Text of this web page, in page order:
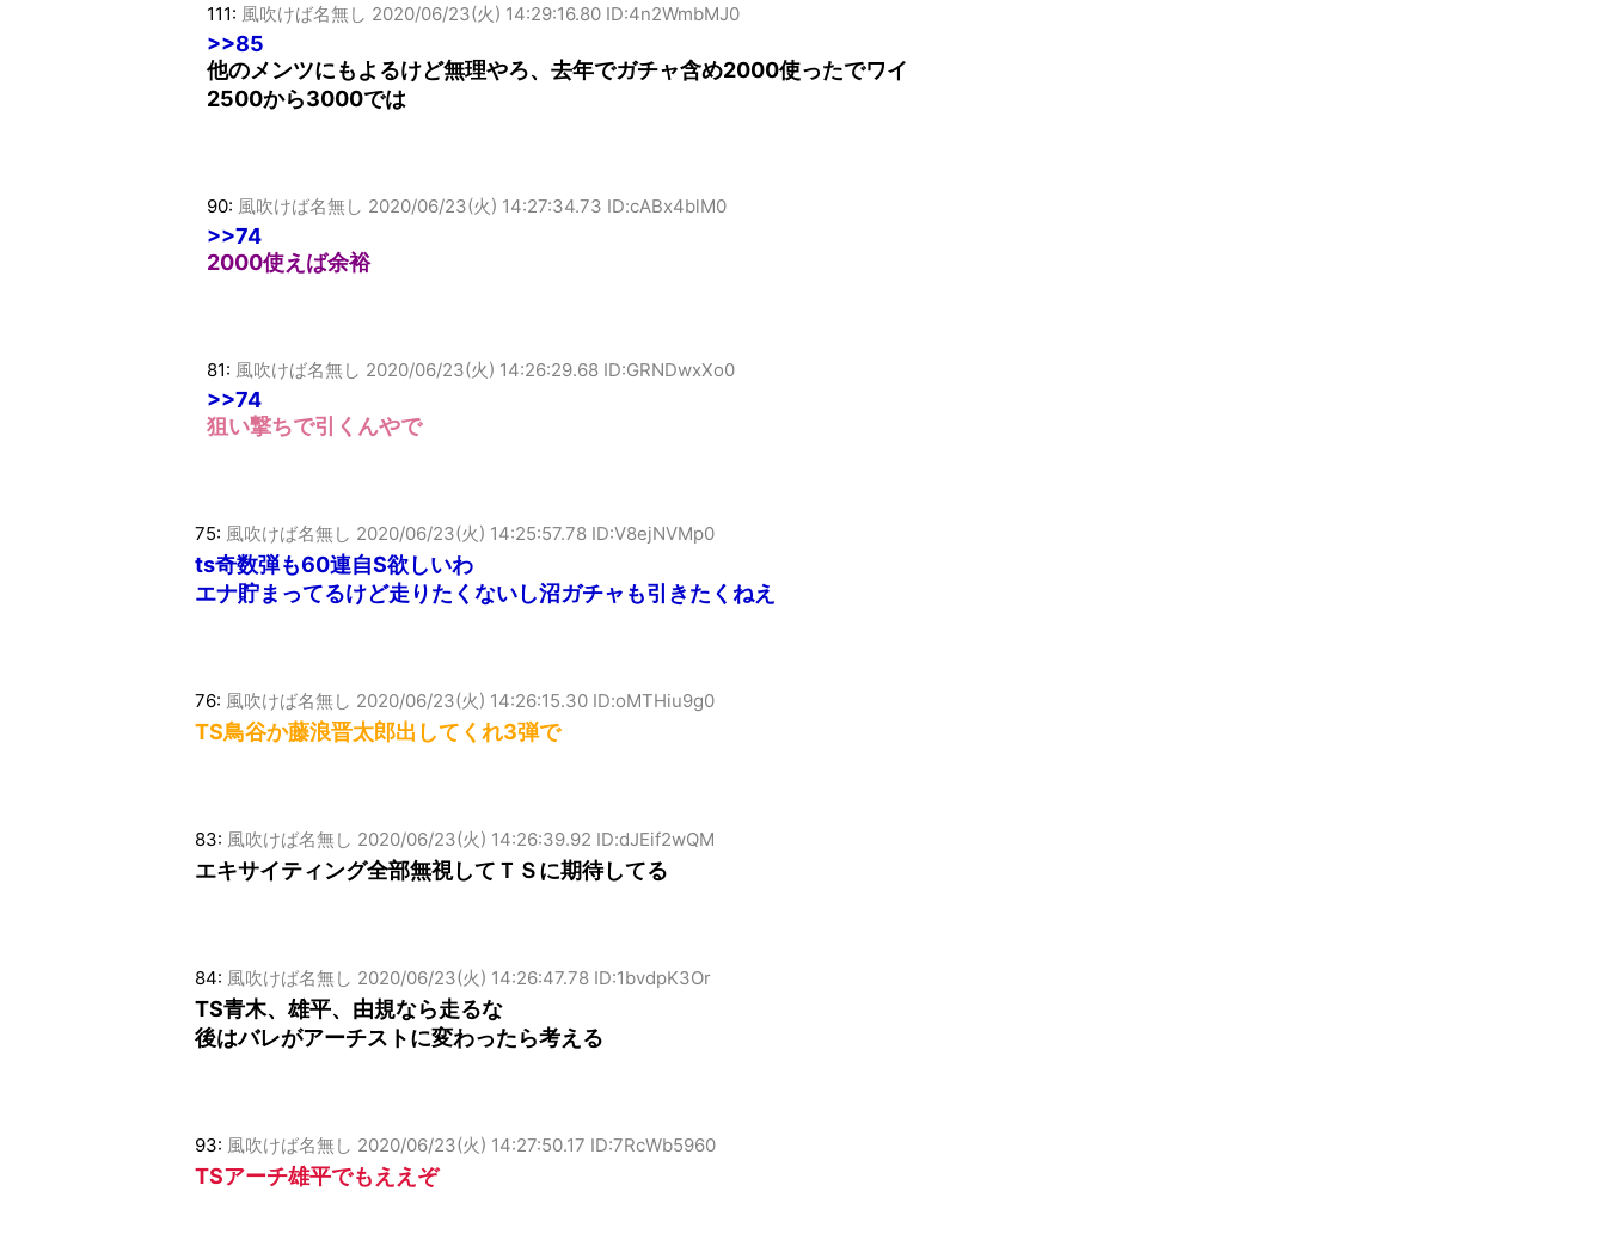
111: 風吹けば名無し 2020/06/23(火) 14:29:16.80 ID:4n2WmbMJ0
>>85
他のメンツにもよるけど無理やろ、去年でガチャ含め2000使ったでワイ
2500から3000では
90: 風吹けば名無し 2020/06/23(火) 14:27:34.73 ID:cABx4blM0
>>74
2000使えば余裕
81: 風吹けば名無し 2020/06/23(火) 14:26:29.68 ID:GRNDwxXo0
>>74
狙い撃ちで引くんやで
75: 風吹けば名無し 2020/06/23(火) 14:25:57.78 ID:V8ejNVMp0
ts奇数弾も60連自S欲しいわ
エナ貯まってるけど走りたくないし沼ガチャも引きたくねえ
76: 風吹けば名無し 2020/06/23(火) 14:26:15.30 ID:oMTHiu9g0
TS鳥谷か藤浪晋太郎出してくれ3弾で
83: 風吹けば名無し 2020/06/23(火) 14:26:39.92 ID:dJEif2wQM
エキサイティング全部無視してＴＳに期待してる
84: 風吹けば名無し 2020/06/23(火) 14:26:47.78 ID:1bvdpK3Or
TS青木、雄平、由規なら走るな
後はバレがアーチストに変わったら考える
93: 風吹けば名無し 2020/06/23(火) 14:27:50.17 ID:7RcWb5960
TSアーチ雄平でもええぞ